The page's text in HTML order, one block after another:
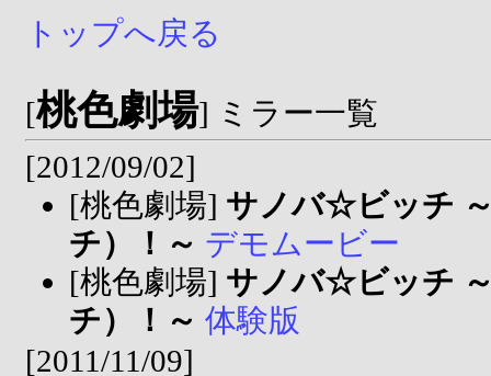
トップへ戻る
[桃色劇場] ミラー一覧
[2012/09/02]
[桃色劇場] サノバ☆ビッチ
チ）！～ デモムービー
[桃色劇場] サノバ☆ビッチ
チ）！～ 体験版
[2011/11/09]